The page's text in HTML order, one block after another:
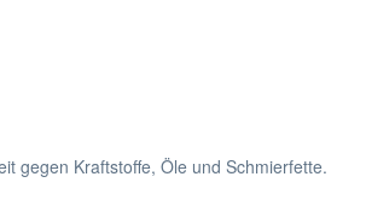
gegen Kraftstoffe, Öle und Schmierfette.